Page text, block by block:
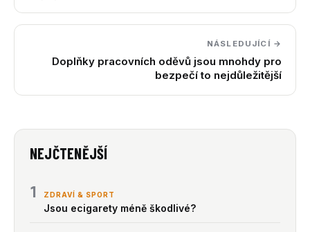
NÁSLEDUJÍCÍ →
Doplňky pracovních oděvů jsou mnohdy pro
bezpečí to nejdůležitější
NEJČTENĚJŠÍ
1 ZDRAVÍ & SPORT
Jsou ecigarety méně škodlivé?